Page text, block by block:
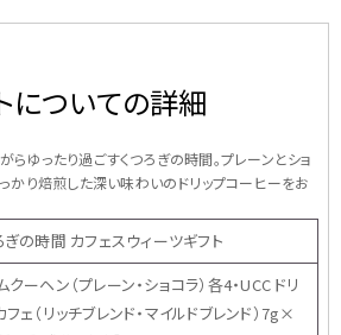
についての詳細
ゆったり過ごすくつろぎの時間。プレーンとショ
かり焙煎した深い味わいのドリップコーヒーをお
ぎの時間 カフェスウィーツギフト
クーヘン（プレーン・ショコラ）各4・UCC ドリ
フェ（リッチブレンド・マイルドブレンド）7g×